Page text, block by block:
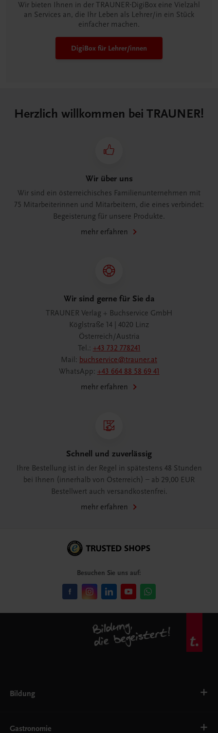
Wir bieten Ihnen in der TRAUNER-DigiBox eine Vielzahl
an Services an, die Ihr Leben als Lehrer/in ein Stück
einfacher machen.
DigiBox für Lehrer/innen
Herzlich willkommen bei TRAUNER!
Wir über uns
Wir sind ein österreichisches Familienunternehmen mit
75 Mitarbeiterinnen und Mitarbeitern, die eines verbindet:
Begeisterung für unsere Produkte.
mehr erfahren
Wir sind gerne für Sie da
TRAUNER Verlag + Buchservice GmbH
Köglstraße 14 | 4020 Linz
Österreich/Austria
Tel.: +43 732 778241
Mail: buchservice@trauner.at
WhatsApp: +43 664 88 58 69 41
mehr erfahren
Schnell und zuverlässig
Ihre Bestellung ist in der Regel in spätestens 48 Stunden
bei Ihnen (innerhalb von Österreich) – ab 29,00 EUR
Bestellwert auch versandkostenfrei.
mehr erfahren
Besuchen Sie uns auf:
Bildung
AHS
Gastronomie